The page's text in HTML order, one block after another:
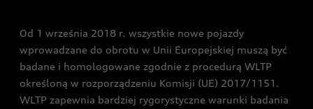
Audi exclusive
Od 1 września 2018 r. wszystkie nowe pojazdy
wprowadzane do obrotu w Unii Europejskiej muszą być
badane i homologowane zgodnie z procedurą WLTP
określoną w rozporządzeniu Komisji (UE) 2017/1151.
WLTP zapewnia bardziej rygorystyczne warunki badania